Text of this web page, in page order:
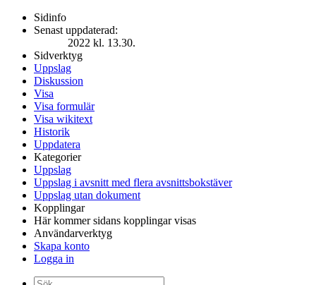
Sidinfo
Senast uppdaterad:
2022 kl. 13.30.
Sidverktyg
Uppslag
Diskussion
Visa
Visa formulär
Visa wikitext
Historik
Uppdatera
Kategorier
Uppslag
Uppslag i avsnitt med flera avsnittsbokstäver
Uppslag utan dokument
Kopplingar
Här kommer sidans kopplingar visas
Användarverktyg
Skapa konto
Logga in